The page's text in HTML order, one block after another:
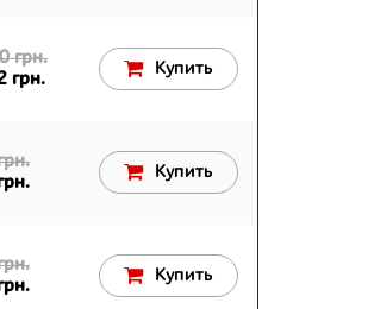
грн.
грн.
Купить
Купить
Купить